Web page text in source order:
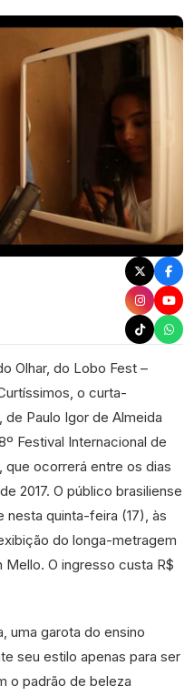
Olhar, do Lobo Fest –
o curta-
de Paulo Igor de Almeida
Festival Internacional de
que ocorrerá entre os dias
2017. O público brasiliense
nesta quinta-feira (17), às
do longa-metragem
Mello. O ingresso custa R$
uma garota do ensino
seu estilo apenas para ser
o padrão de beleza